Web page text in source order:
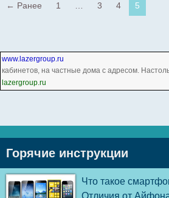
← Ранее 1 3 4 5
www.lazergroup.ru
кабинетов, на частные дома с адресом.
lazergroup.ru
Горячие инструкции
Что такое
Отличия от